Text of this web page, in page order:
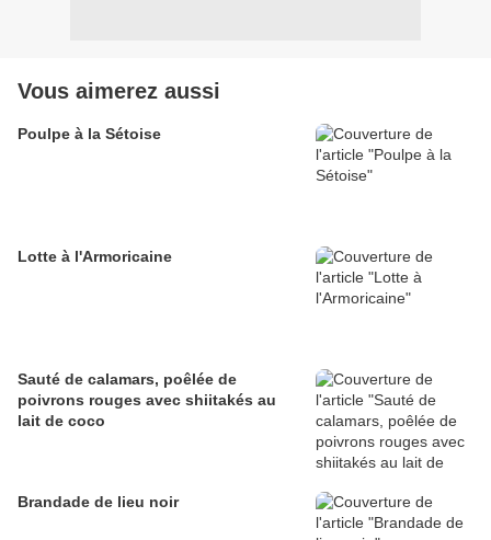
Vous aimerez aussi
Poulpe à la Sétoise
Lotte à l'Armoricaine
Sauté de calamars, poêlée de
poivrons rouges avec shiitakés au
lait de coco
Brandade de lieu noir